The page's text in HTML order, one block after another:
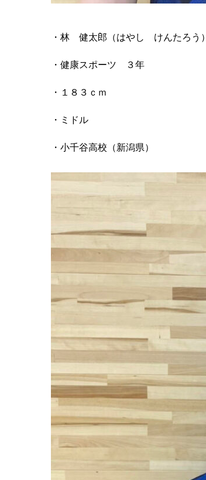
・林 健太郎（はやし けんたろう）
・健康スポーツ ３年
・１８３ｃｍ
・ミドル
・小千谷高校（新潟県）